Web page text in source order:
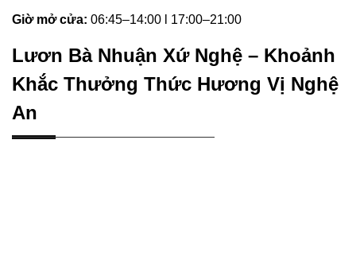
Giờ mở cửa: 06:45–14:00 l 17:00–21:00
Lươn Bà Nhuận Xứ Nghệ – Khoảnh
Khắc Thưởng Thức Hương Vị Nghệ
An